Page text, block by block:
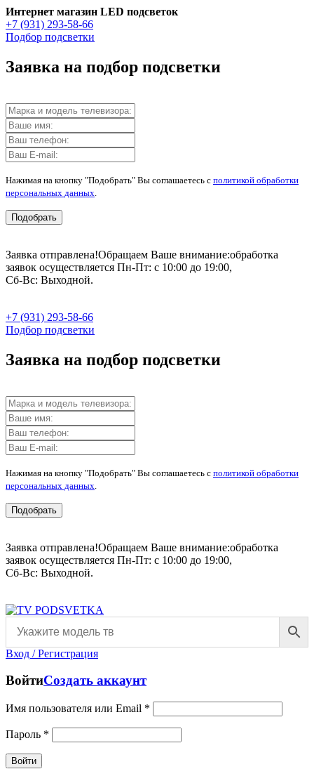
Интернет магазин LED подсветок
+7 (931) 293-58-66
Подбор подсветки
Заявка на подбор подсветки
Нажимая на кнопку "Подобрать" Вы соглашаетесь с политикой обработки
персональных данных
Подобрать
Заявка отправлена!Обращаем Ваше внимание:обработка
заявок осуществляется Пн-Пт: с 10:00 до 19:00,
Сб-Вс: Выходной.
+7 (931) 293-58-66
Подбор подсветки
Заявка на подбор подсветки
Нажимая на кнопку "Подобрать" Вы соглашаетесь с политикой обработки
персональных данных
Подобрать
Заявка отправлена!Обращаем Ваше внимание:обработка
заявок осуществляется Пн-Пт: с 10:00 до 19:00,
Сб-Вс: Выходной.
Вход / Регистрация
ВойтиСоздать аккаунт
Имя пользователя или Email *
Пароль *
Войти